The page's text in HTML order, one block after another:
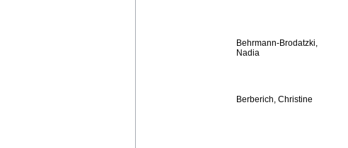
Behrmann-Brodatzki,
Nadia
Berberich, Christine